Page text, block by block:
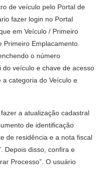
de veículo pelo Portal de
fazer login no Portal
em Veículo / Primeiro
Primeiro Emplacamento.
o número
veículo e chave de acesso
a categoria do Veículo e
a atualização cadastral
de identificação
de residência e a nota fiscal
Depois disso, confira e
Processo”. O usuário